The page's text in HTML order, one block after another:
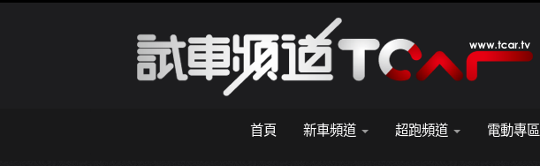
首頁 新車頻道 超跑頻道 電動專區